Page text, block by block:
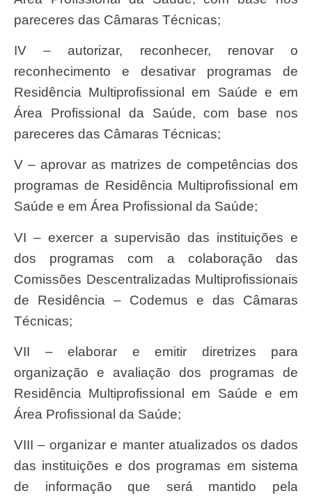
pareceres das Câmaras Técnicas;
IV – autorizar, reconhecer, renovar o
reconhecimento e desativar programas de
Residência Multiprofissional em Saúde e em
Área Profissional da Saúde, com base nos
pareceres das Câmaras Técnicas;
V – aprovar as matrizes de competências dos
programas de Residência Multiprofissional em
Saúde e em Área Profissional da Saúde;
VI – exercer a supervisão das instituições e
dos programas com a colaboração das
Comissões Descentralizadas Multiprofissionais
de Residência – Codemus e das Câmaras
Técnicas;
VII – elaborar e emitir diretrizes para
organização e avaliação dos programas de
Residência Multiprofissional em Saúde e em
Área Profissional da Saúde;
VIII – organizar e manter atualizados os dados
das instituições e dos programas em sistema
de informação que será mantido pela